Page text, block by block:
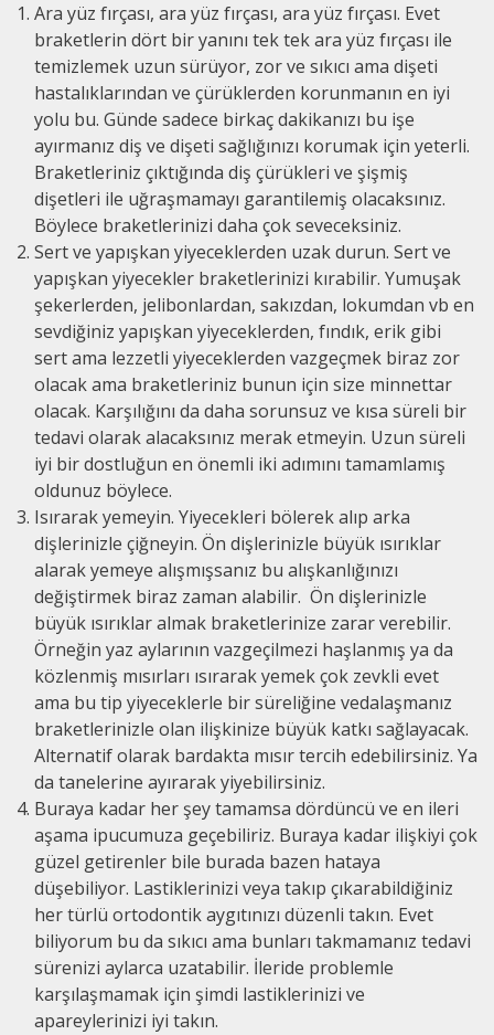
Ara yüz fırçası, ara yüz fırçası, ara yüz fırçası. Evet
braketlerin dört bir yanını tek tek ara yüz fırçası ile
temizlemek uzun sürüyor, zor ve sıkıcı ama dişeti
hastalıklarından ve çürüklerden korunmanın en iyi
yolu bu. Günde sadece birkaç dakikanızı bu işe
ayırmanız diş ve dişeti sağlığınızı korumak için yeterli.
Braketleriniz çıktığında diş çürükleri ve şişmiş
dişetleri ile uğraşmamayı garantilemiş olacaksınız.
Böylece braketlerinizi daha çok seveceksiniz.
Sert ve yapışkan yiyeceklerden uzak durun. Sert ve
yapışkan yiyecekler braketlerinizi kırabilir. Yumuşak
şekerlerden, jelibonlardan, sakızdan, lokumdan vb en
sevdiğiniz yapışkan yiyeceklerden, fındık, erik gibi
sert ama lezzetli yiyeceklerden vazgeçmek biraz zor
olacak ama braketleriniz bunun için size minnettar
olacak. Karşılığını da daha sorunsuz ve kısa süreli bir
tedavi olarak alacaksınız merak etmeyin. Uzun süreli
iyi bir dostluğun en önemli iki adımını tamamlamış
oldunuz böylece.
Isırarak yemeyin. Yiyecekleri bölerek alıp arka
dişlerinizle çiğneyin. Ön dişlerinizle büyük ısırıklar
alarak yemeye alışmışsanız bu alışkanlığınızı
değiştirmek biraz zaman alabilir. Ön dişlerinizle
büyük ısırıklar almak braketlerinize zarar verebilir.
Örneğin yaz aylarının vazgeçilmezi haşlanmış ya da
közlenmiş mısırları ısırarak yemek çok zevkli evet
ama bu tip yiyeceklerle bir süreliğine vedalaşmanız
braketlerinizle olan ilişkinize büyük katkı sağlayacak.
Alternatif olarak bardakta mısır tercih edebilirsiniz. Ya
da tanelerine ayırarak yiyebilirsiniz.
Buraya kadar her şey tamamsa dördüncü ve en ileri
aşama ipucumuza geçebiliriz. Buraya kadar ilişkiyi çok
güzel getirenler bile burada bazen hataya
düşebiliyor. Lastiklerinizi veya takıp çıkarabildiğiniz
her türlü ortodontik aygıtınızı düzenli takın. Evet
biliyorum bu da sıkıcı ama bunları takmamanız tedavi
sürenizi aylarca uzatabilir. İleride problemle
karşılaşmamak için şimdi lastiklerinizi ve
apareylerinizi iyi takın.